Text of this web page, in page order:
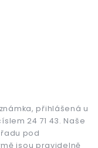
přihlášená u
24 71 43. Naše
pod
jsou pravidelně